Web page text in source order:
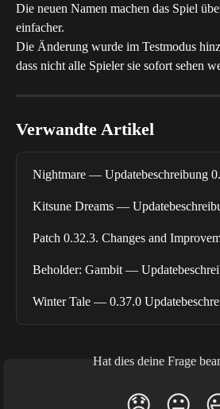
Die neuen Namen machen das Spiel
einfacher.
Die Änderung wurde im Testmodus
dass nicht alle Spieler sie sofort sehen
Verwandte Artikel
Nightmare — Updatebeschreibung
Kitsune Dreams —
Patch 0.32.3. Changes and
Beholder: Gambit —
Winter Tale — 0.37.0
Hat dies deine Frage